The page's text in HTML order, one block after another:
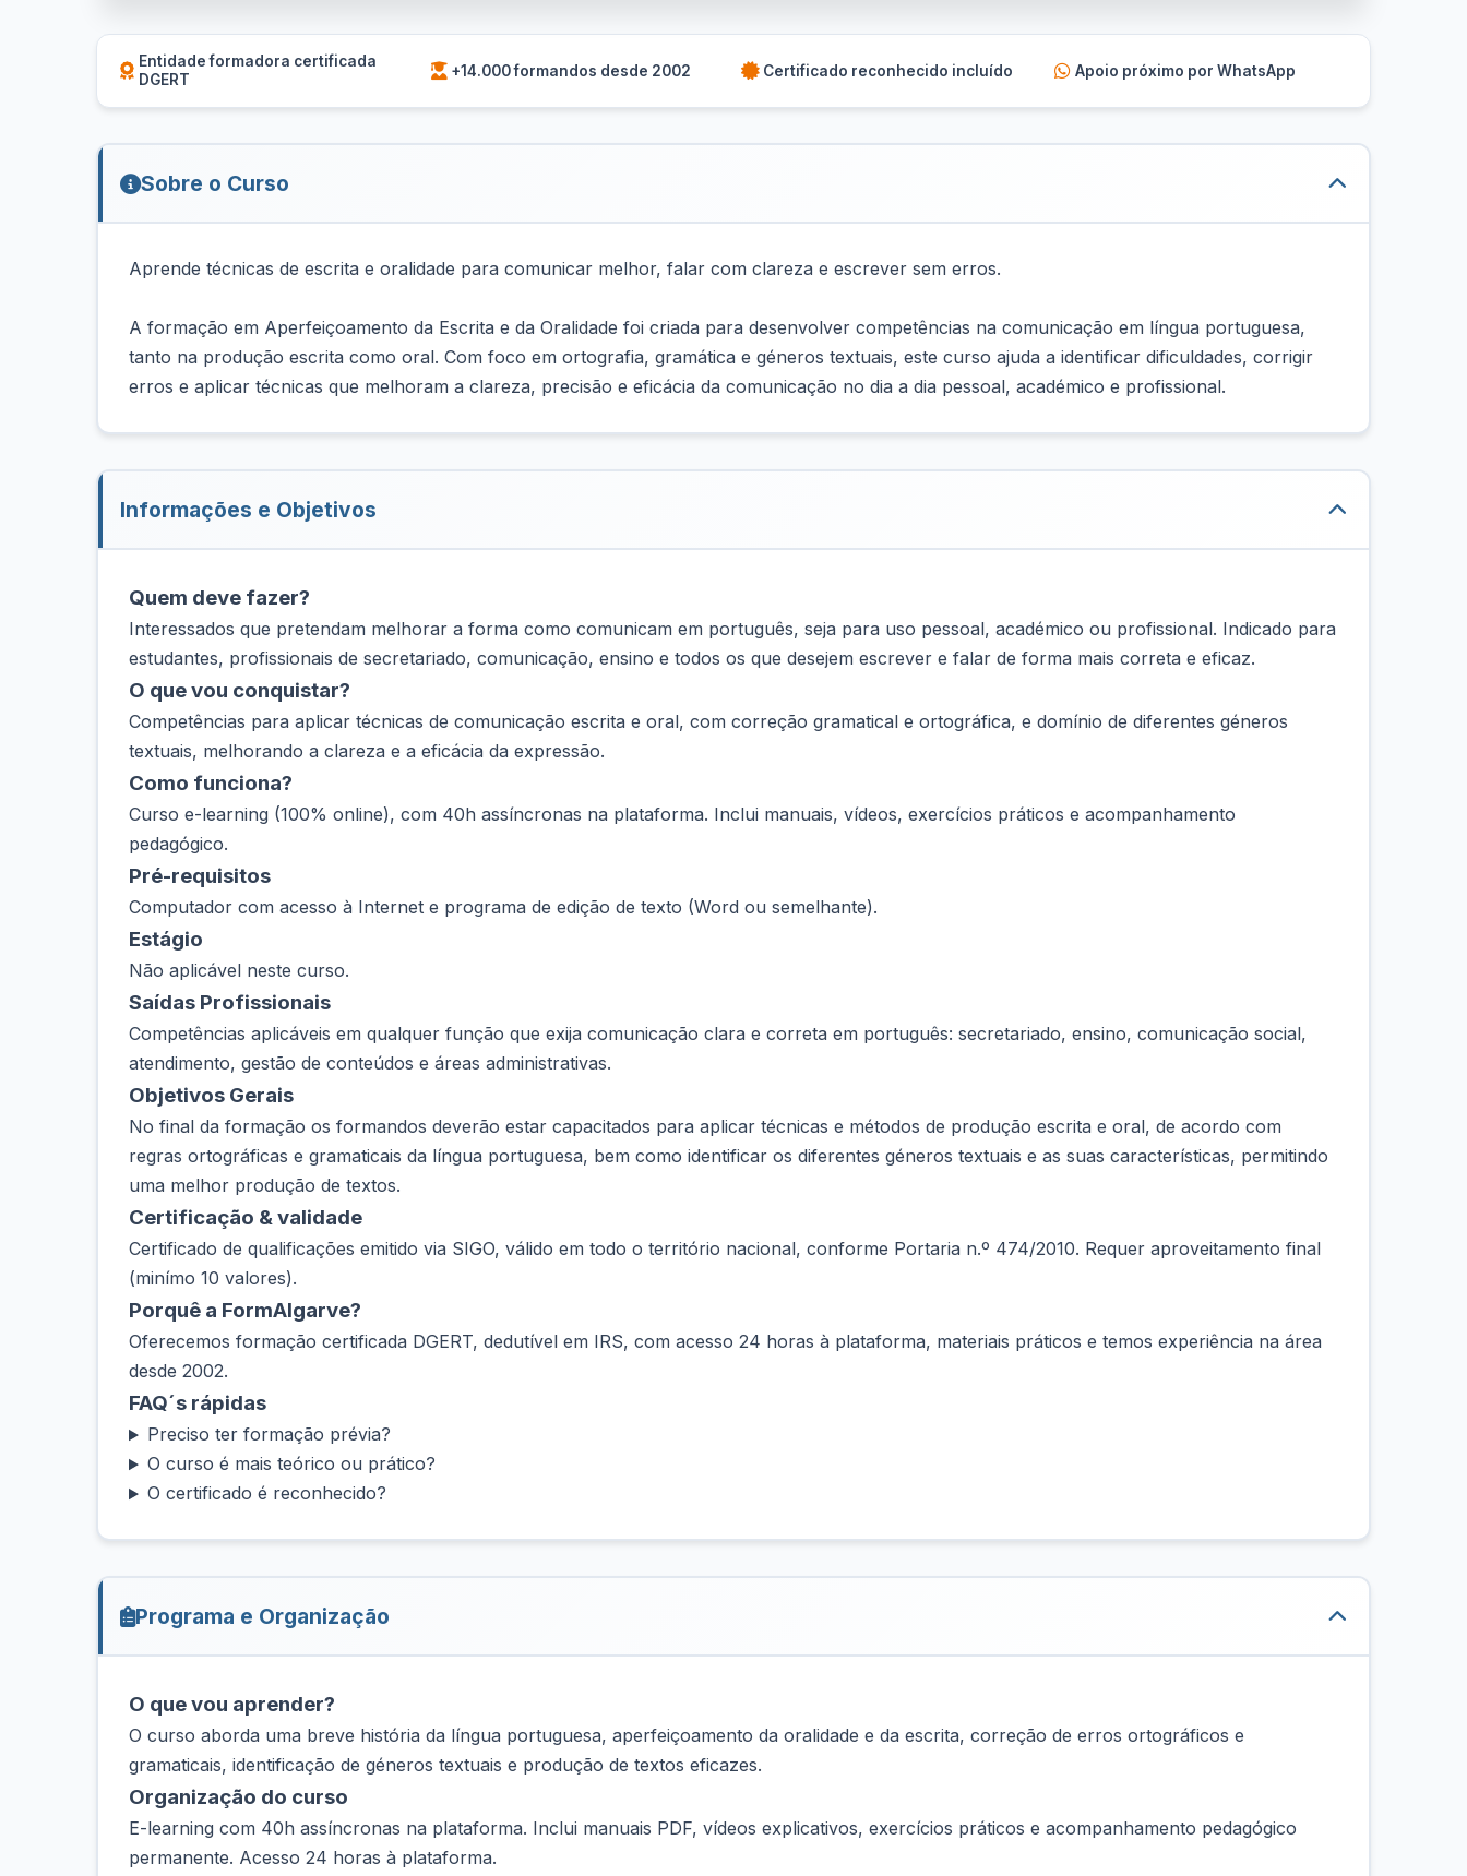
Entidade formadora certificada
DGERT
+14.000 formandos desde 2002 Certificado reconhecido incluído Apoio próximo por WhatsApp
Sobre o Curso
Aprende técnicas de escrita e oralidade para comunicar melhor, falar com clareza e escrever sem erros.
A formação em Aperfeiçoamento da Escrita e da Oralidade foi criada para desenvolver competências na comunicação em língua portuguesa,
tanto na produção escrita como oral. Com foco em ortografia, gramática e géneros textuais, este curso ajuda a identificar dificuldades, corrigir
erros e aplicar técnicas que melhoram a clareza, precisão e eficácia da comunicação no dia a dia pessoal, académico e profissional.
Informações e Objetivos
Quem deve fazer?
Interessados que pretendam melhorar a forma como comunicam em português, seja para uso pessoal, académico ou profissional. Indicado para
estudantes, profissionais de secretariado, comunicação, ensino e todos os que desejem escrever e falar de forma mais correta e eficaz.
O que vou conquistar?
Competências para aplicar técnicas de comunicação escrita e oral, com correção gramatical e ortográfica, e domínio de diferentes géneros
textuais, melhorando a clareza e a eficácia da expressão.
Como funciona?
Curso e-learning (100% online), com 40h assíncronas na plataforma. Inclui manuais, vídeos, exercícios práticos e acompanhamento
pedagógico.
Pré-requisitos
Computador com acesso à Internet e programa de edição de texto (Word ou semelhante).
Estágio
Não aplicável neste curso.
Saídas Profissionais
Competências aplicáveis em qualquer função que exija comunicação clara e correta em português: secretariado, ensino, comunicação social,
atendimento, gestão de conteúdos e áreas administrativas.
Objetivos Gerais
No final da formação os formandos deverão estar capacitados para aplicar técnicas e métodos de produção escrita e oral, de acordo com
regras ortográficas e gramaticais da língua portuguesa, bem como identificar os diferentes géneros textuais e as suas características, permitindo
uma melhor produção de textos.
Certificação & validade
Certificado de qualificações emitido via SIGO, válido em todo o território nacional, conforme Portaria n.º 474/2010. Requer aproveitamento final
(minímo 10 valores).
Porquê a FormAlgarve?
Oferecemos formação certificada DGERT, dedutível em IRS, com acesso 24 horas à plataforma, materiais práticos e temos experiência na área
desde 2002.
FAQ´s rápidas
Preciso ter formação prévia?
O curso é mais teórico ou prático?
O certificado é reconhecido?
Programa e Organização
O que vou aprender?
O curso aborda uma breve história da língua portuguesa, aperfeiçoamento da oralidade e da escrita, correção de erros ortográficos e
gramaticais, identificação de géneros textuais e produção de textos eficazes.
Organização do curso
E-learning com 40h assíncronas na plataforma. Inclui manuais PDF, vídeos explicativos, exercícios práticos e acompanhamento pedagógico
permanente. Acesso 24 horas à plataforma.